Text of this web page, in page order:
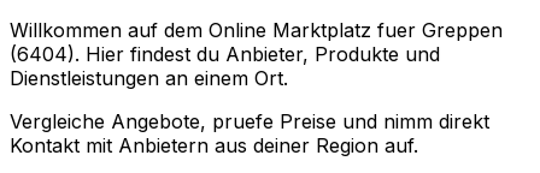
Willkommen auf dem Online Marktplatz fuer Greppen
(6404). Hier findest du Anbieter, Produkte und
Dienstleistungen an einem Ort.
Vergleiche Angebote, pruefe Preise und nimm direkt
Kontakt mit Anbietern aus deiner Region auf.